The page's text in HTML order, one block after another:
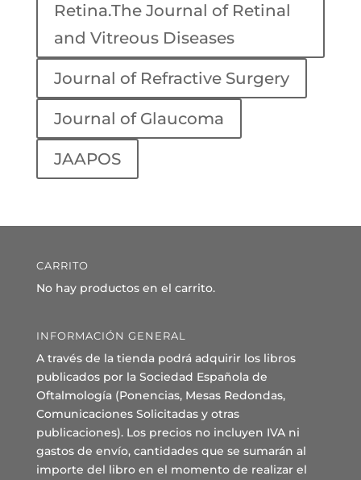
Retina.The Journal of Retinal
and Vitreous Diseases
Journal of Refractive Surgery
Journal of Glaucoma
JAAPOS
CARRITO
No hay productos en el carrito.
INFORMACIÓN GENERAL
A través de la tienda podrá adquirir los libros
publicados por la Sociedad Española de
Oftalmología (Ponencias, Mesas Redondas,
Comunicaciones Solicitadas y otras
publicaciones). Los precios no incluyen IVA ni
gastos de envío, cantidades que se sumarán al
importe del libro en el momento de realizar el